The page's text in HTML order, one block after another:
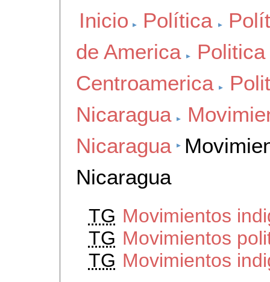
Inicio Política
de America
Centroamerica
Nicaragua
Nicaragua
Nicaragua
TG Movimientos
TG Movimientos
TG Movimientos